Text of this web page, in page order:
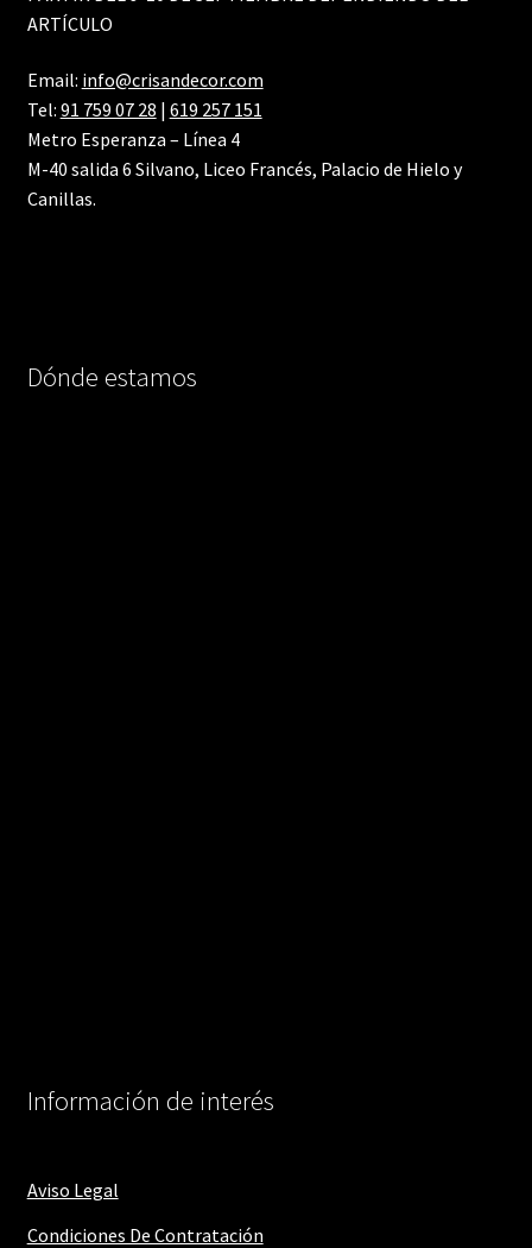
ARTÍCULO
Email: info@crisandecor.com
Tel: 91 759 07 28 | 619 257 151
Metro Esperanza – Línea 4
M-40 salida 6 Silvano, Liceo Francés, Palacio de Hielo y
Canillas.
Dónde estamos
Información de interés
Aviso Legal
Condiciones De Contratación